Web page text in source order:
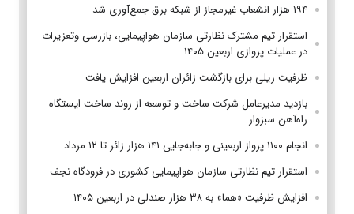
۱۹۴ هزار انشعاب غیرمجاز از شبکه برق جمع‌آوری شد
استقرار تیم مشترک نظارتی سازمان هواپیمایی، بازرسی وتعزیرات
در عملیات پروازی اربعین ۱۴۰۵
ظرفیت ریلی برای بازگشت زائران اربعین افزایش یافت
بازدید مدیرعامل شرکت ساخت و توسعه از روند ساخت ایستگاه
راه‌آهن سبزوار
انجام ۱۱۰۰ پرواز اربعینی و جابه‌جایی ۱۴۱ هزار زائر تا ۱۲ مرداد
استقرار تیم‌ نظارتی سازمان هواپیمایی کشوری در فرودگاه نجف
افزایش ظرفیت «هما» به ۳۸ هزار صندلی در اربعین ۱۴۰۵